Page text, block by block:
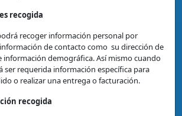
recogida
recoger información personal por
de contacto como su dirección de
información demográfica. Así mismo cuando
ser requerida información específica para
o realizar una entrega o facturación.
recogida